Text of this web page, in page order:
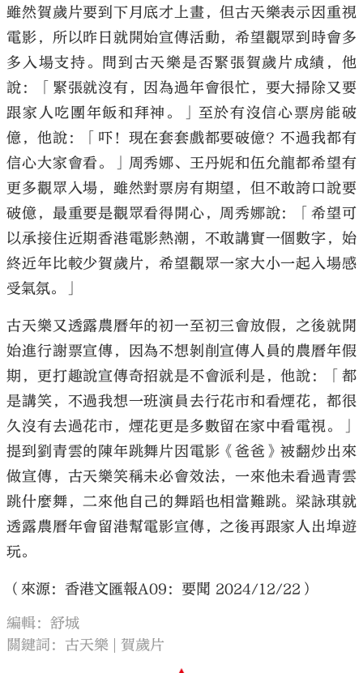
雖然賀歲片要到下月底才上畫，但古天樂表示因重視
電影，所以昨日就開始宣傳活動，希望觀眾到時會多
多入場支持。問到古天樂是否緊張賀歲片成績，他
說：「緊張就沒有，因為過年會很忙，要大掃除又要
跟家人吃團年飯和拜神。」至於有沒信心票房能破
億，他說：「吓！現在套套戲都要破億？不過我都有
信心大家會看。」周秀娜、王丹妮和伍允龍都希望有
更多觀眾入場，雖然對票房有期望，但不敢誇口說要
破億，最重要是觀眾看得開心，周秀娜說：「希望可
以承接住近期香港電影熱潮，不敢講實一個數字，始
終近年比較少賀歲片，希望觀眾一家大小一起入場感
受氣氛。」
古天樂又透露農曆年的初一至初三會放假，之後就開
始進行謝票宣傳，因為不想剝削宣傳人員的農曆年假
期，更打趣說宣傳奇招就是不會派利是，他說：「都
是講笑，不過我想一班演員去行花市和看煙花，都很
久沒有去過花市，煙花更是多數留在家中看電視。」
提到劉青雲的陳年跳舞片因電影《爸爸》被翻炒出來
做宣傳，古天樂笑稱未必會效法，一來他未看過青雲
跳什麼舞，二來他自己的舞蹈也相當難跳。梁詠琪就
透露農曆年會留港幫電影宣傳，之後再跟家人出埠遊
玩。
（來源：香港文匯報A09：要聞 2024/12/22）
編輯：舒城
關鍵詞： 古天樂 賀歲片